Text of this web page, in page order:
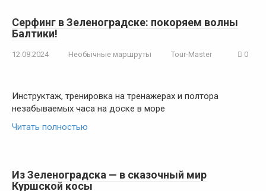
Серфинг в Зеленоградске: покоряем волны
Балтики!
12.08.2024 Необычные маршруты Tour-Master 0
Инструктаж, тренировка на тренажерах и полтора
незабываемых часа на доске в море
Читать полностью
Из Зеленоградска — в сказочный мир
Куршской косы